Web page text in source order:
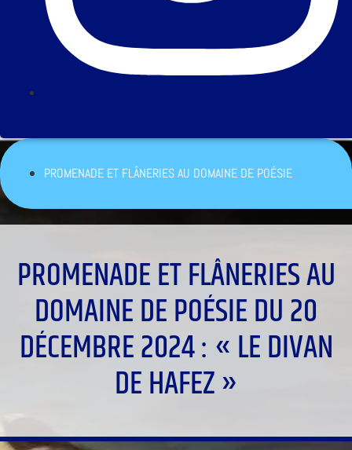
PROMENADE ET FLÂNERIES AU DOMAINE DE POÉSIE
PROMENADE ET FLÂNERIES AU
DOMAINE DE POÉSIE DU 20
DÉCEMBRE 2024 : « LE DIVAN
DE HAFEZ »